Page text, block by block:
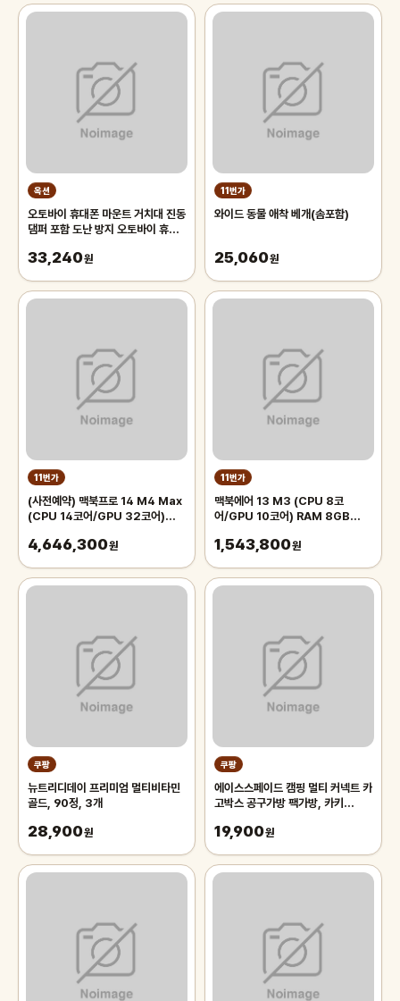
옥션
오토바이 휴대폰 마운트 거치대 진동
댐퍼 포함 도난 방지 오토바이 휴대
33,240원
11번가
와이드 동물 애착 베개(솜포함)
25,060원
11번가
(사전예약) 맥북프로 14 M4 Max
(CPU 14코어/GPU 32코어)
4,646,300원
11번가
맥북에어 13 M3 (CPU 8코
어/GPU 10코어) RAM 8GB
MRXU3KH/A
1,543,800원
쿠팡
뉴트리디데이 프리미엄 멀티비타민
골드, 90정, 3개
28,900원
쿠팡
에이스스페이드 캠핑 멀티 커넥트 카
고박스 공구가방 팩가방, 카키
19,900원